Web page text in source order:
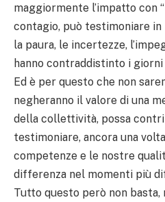
maggiormente l’impatto con
contagio, può testimoniare in
la paura, le incertezze,
hanno contraddistinto i
Ed è per questo che non
negheranno il valore di una
della collettività, possa
testimoniare, ancora una
competenze e le nostre
differenza nel momenti più
Tutto questo però non basta,